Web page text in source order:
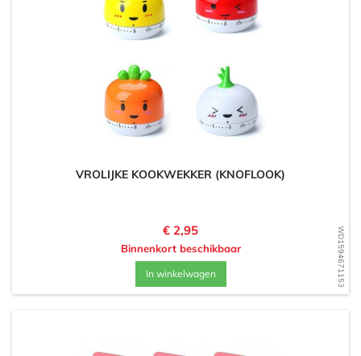
WD1594671153
VROLIJKE KOOKWEKKER (KNOFLOOK)
Prijs
€ 2,95
Binnenkort beschikbaar
In winkelwagen